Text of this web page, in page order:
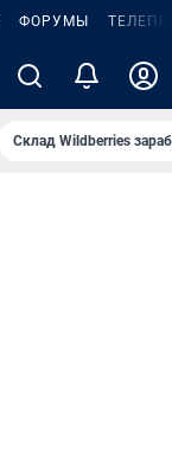
ФОРУМЫ
Склад Wildberries